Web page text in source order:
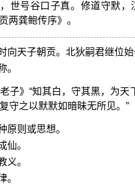
世号谷口子真。修道守默
两龚鲍传序》。
向天子朝贡。北狄嗣君继位
。
子》“知其白，守其黑，为
守之以默默如暗昧无所见。”
原则或思想。
仙。
义。
。